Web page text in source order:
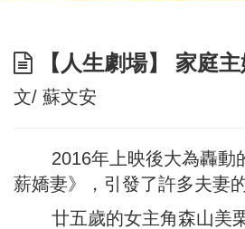
【人生劇場】 家庭
文/ 蘇文安
2016年上映後大為轟動
薪嬌妻》，引發了許多夫妻
廿五歲的女主角森山美